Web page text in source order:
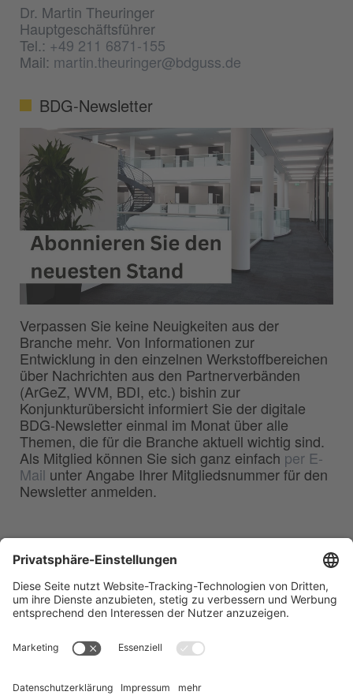
Dr. Martin Theuringer
Hauptgeschäftsführer
Tel.:+49 211 6871-155
Mail: martin.theuringer@bdguss.de
BDG-Newsletter
Verpassen Sie keine Neuigkeiten aus der
Branche mehr. Von Informationen zur
Entwicklung in den einzelnen Werkstoffbereichen
über Nachrichten aus den Partnerverbänden
(ArGeZ, WVM, BDI, etc.) bishin zur
Konjunkturübersicht informiert Sie der digitale
BDG-Newsletter einmal im Monat über alle
Themen, die für die Branche aktuell wichtig sind.
Als Mitglied können Sie sich ganz einfach per E-
Mail unter Angabe Ihrer Mitgliedsnummer für den
Newsletter anmelden.
Deutschen Gießerei-Industrie e.V.
40549 Düsseldorf